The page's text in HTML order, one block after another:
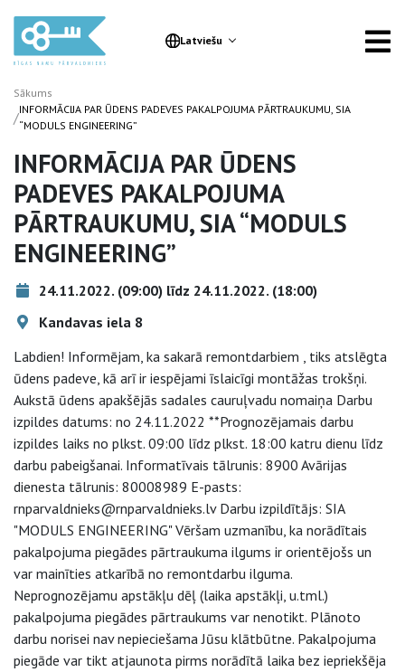
Latviešu
Sākums
/INFORMĀCIJA PAR ŪDENS PADEVES PAKALPOJUMA PĀRTRAUKUMU, SIA
“MODULS ENGINEERING”
INFORMĀCIJA PAR ŪDENS
PADEVES PAKALPOJUMA
PĀRTRAUKUMU, SIA “MODULS
ENGINEERING”
24.11.2022. (09:00) līdz 24.11.2022. (18:00)
Kandavas iela 8
Labdien! Informējam, ka sakarā remontdarbiem , tiks atslēgta
ūdens padeve, kā arī ir iespējami īslaicīgi montāžas trokšņi.
Aukstā ūdens apakšējās sadales cauruļvadu nomaiņa Darbu
izpildes datums: no 24.11.2022 **Prognozējamais darbu
izpildes laiks no plkst. 09:00 līdz plkst. 18:00 katru dienu līdz
darbu pabeigšanai. Informatīvais tālrunis: 8900 Avārijas
dienesta tālrunis: 80008989 E-pasts:
rnparvaldnieks@rnparvaldnieks.lv Darbu izpildītājs: SIA
"MODULS ENGINEERING" Vēršam uzmanību, ka norādītais
pakalpojuma piegādes pārtraukuma ilgums ir orientējošs un
var mainīties atkarībā no remontdarbu ilguma.
Neprognozējamu apstākļu dēļ (laika apstākļi, u.tml.)
pakalpojuma piegādes pārtraukums var nenotikt. Plānoto
darbu norisei nav nepieciešama Jūsu klātbūtne. Pakalpojuma
piegāde var tikt atjaunota pirms norādītā laika bez iepriekšēja